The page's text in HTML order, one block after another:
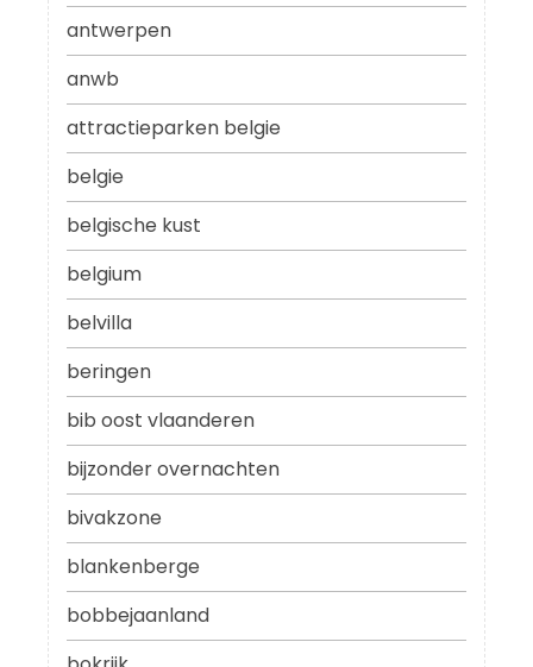
antwerpen
anwb
attractieparken belgie
belgie
belgische kust
belgium
belvilla
beringen
bib oost vlaanderen
bijzonder overnachten
bivakzone
blankenberge
bobbejaanland